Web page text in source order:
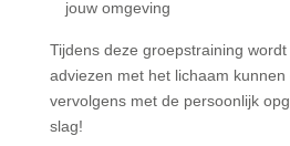
jouw omgeving
Tijdens deze groepstraining
adviezen met het lichaam
vervolgens met de persoonlijk
slag!